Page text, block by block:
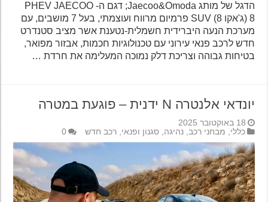
הדגל של מותג Jaecoo&Omoda; דגם ה- PHEV JAECOO
8 (ג'אקו 8) SUV פרמיום מרווח ועוצמתי, בעל 7 מושבים, עם
מערכת הנעה היברידית חשמלית-נטענת אשר מציב סטנדרט
חדש לרכב פנאי עירוני עם טכנולוגיות חכמות, אבזור מפואר,
בטיחות גבוהה וצריכת דלק נמוכה המעלימה את חרדת …
יונדאי אלנטרה N ידנית – פוגעת במטרה
18 באוקטובר 2025
כללי,מבחני רכב,נהיגה,סגנון ופנאי,רכב חדש 0